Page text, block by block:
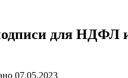
для
07.05.2023